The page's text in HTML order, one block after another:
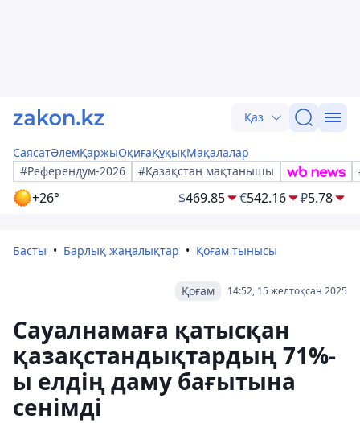
Қаз
СаясатӘлемҚаржыОқиғаҚұқықМақалалар
#Референдум-2026
#Қазақстан мақтанышы
+26° $469.85 €542.16 ₽5.78
Басты Барлық жаңалықтар Қоғам тынысы
14:52, 15 желтоқсан 2025
Қоғам
Сауалнамаға қатысқан
қазақстандықтардың 71%-
ы елдің даму бағытына
сенімді